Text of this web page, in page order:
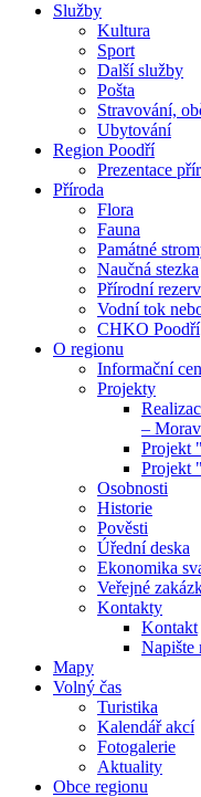
Služby
Kultura
Sport
Další služby
Pošta
Stravování,
Ubytování
Region Poodří
Prezentace
Příroda
Flora
Fauna
Památné
Naučná stezka
Přírodní
Vodní tok
CHKO Poodří
O regionu
Informační
Projekty
–
Projekt
Projekt
Osobnosti
Historie
Pověsti
Úřední deska
Ekonomika
Veřejné
Kontakty
Kontakt
Napište
Mapy
Volný čas
Turistika
Kalendář akcí
Fotogalerie
Aktuality
Obce regionu